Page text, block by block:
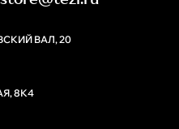
ВАЛ, 20
8К4